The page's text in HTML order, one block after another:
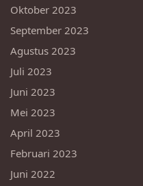
Oktober 2023
September 2023
Agustus 2023
Juli 2023
Juni 2023
Mei 2023
April 2023
Februari 2023
Juni 2022